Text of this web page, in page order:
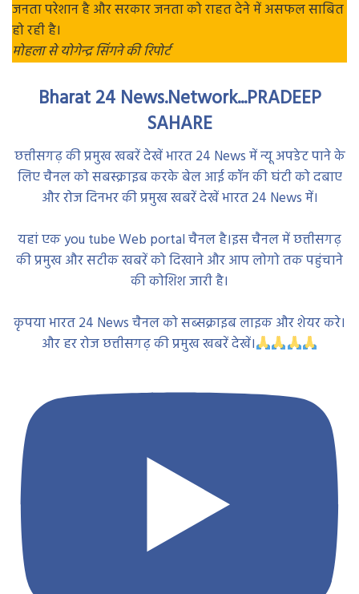
जनता परेशान है और सरकार जनता को राहत देने में असफल साबित
हो रही है।
मोहला से योगेन्द्र सिंगने की रिपोर्ट
Bharat 24 News.Network...PRADEEP
SAHARE
छत्तीसगढ़ की प्रमुख खबरें देखें भारत 24 News में न्यू अपडेट पाने के
लिए चैनल को सबस्क्राइब करके बेल आई कॉन की घंटी को दबाए
और रोज दिनभर की प्रमुख खबरें देखें भारत 24 News में।
यहां एक you tube Web portal चैनल है।इस चैनल में छत्तीसगढ़
की प्रमुख और सटीक खबरें को दिखाने और आप लोगो तक पहुंचाने
की कोशिश जारी है।
कृपया भारत 24 News चैनल को सब्सक्राइब लाइक और शेयर करे।
और हर रोज छत्तीसगढ़ की प्रमुख खबरें देखें।